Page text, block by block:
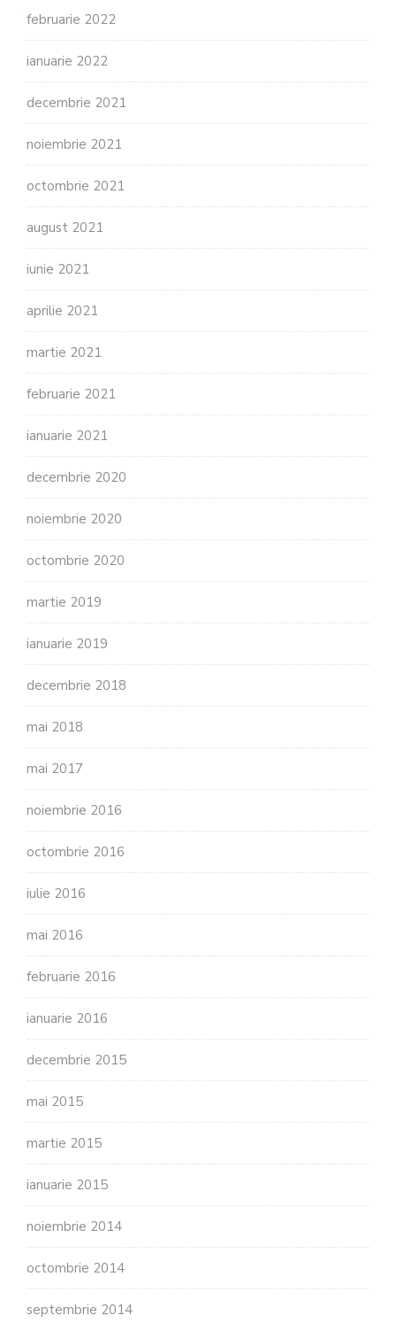
februarie 2022
ianuarie 2022
decembrie 2021
noiembrie 2021
octombrie 2021
august 2021
iunie 2021
aprilie 2021
martie 2021
februarie 2021
ianuarie 2021
decembrie 2020
noiembrie 2020
octombrie 2020
martie 2019
ianuarie 2019
decembrie 2018
mai 2018
mai 2017
noiembrie 2016
octombrie 2016
iulie 2016
mai 2016
februarie 2016
ianuarie 2016
decembrie 2015
mai 2015
martie 2015
ianuarie 2015
noiembrie 2014
octombrie 2014
septembrie 2014